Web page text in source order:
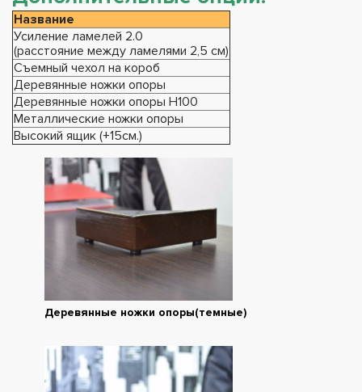
Название
Усиление ламелей 2.0
(расстояние между ламелями 2,5 см)
Съемный чехол на короб
Деревянные ножки опоры
Деревянные ножки опоры Н100
Металлические ножки опоры
Высокий ящик (+15см.)
Деревянные ножки опоры(темные)